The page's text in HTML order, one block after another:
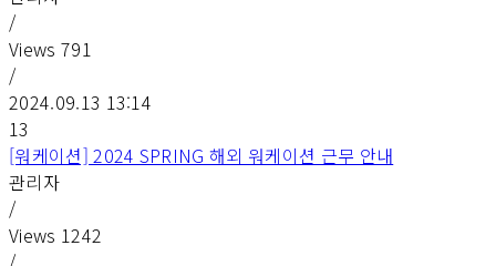
/
Views 791
/
2024.09.13 13:14
13
[워케이션] 2024 SPRING 해외 워케이션 근무 안내
관리자
/
Views 1242